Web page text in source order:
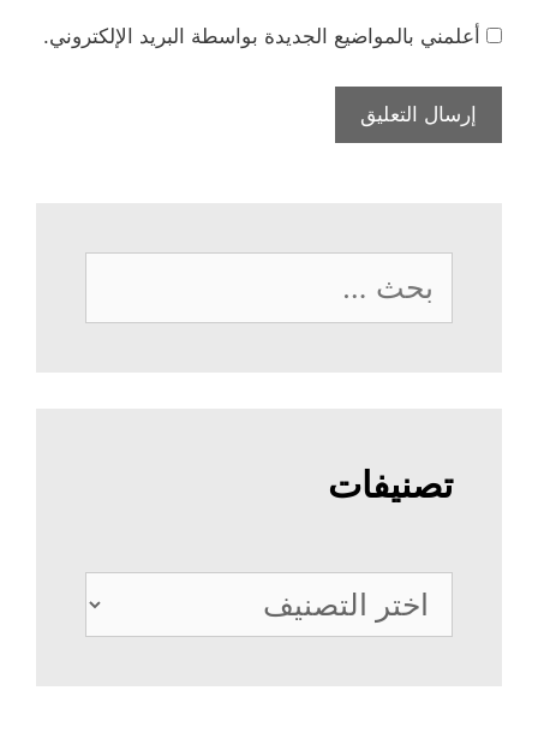
أعلمني بالمواضيع الجديدة بواسطة البريد الإلكتروني.
عن:
تصنيفات
تصنيفات